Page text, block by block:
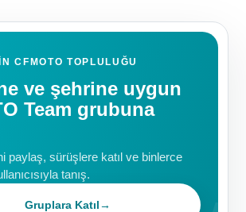
CFMOTO TOPLULUĞU
ve şehrine uygun
Team grubuna
paylaş, sürüşlere katıl ve binlerce
tanış.
Gruplara Katıl→